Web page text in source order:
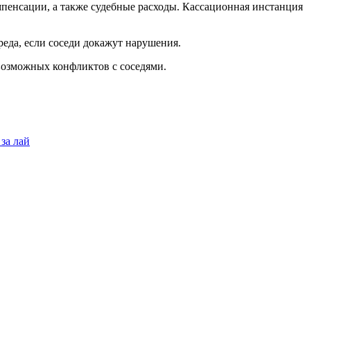
а также судебные расходы. Кассационная инстанция
если соседи докажут нарушения.
конфликтов с соседями.
лай